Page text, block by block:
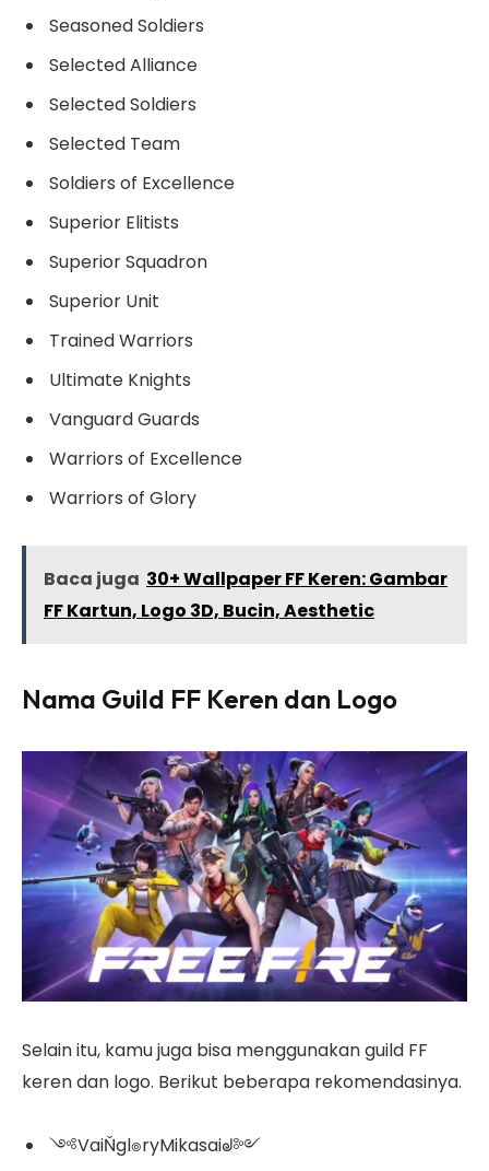
Seasoned Soldiers
Selected Alliance
Selected Soldiers
Selected Team
Soldiers of Excellence
Superior Elitists
Superior Squadron
Superior Unit
Trained Warriors
Ultimate Knights
Vanguard Guards
Warriors of Excellence
Warriors of Glory
Baca juga 30+ Wallpaper FF Keren: Gambar
FF Kartun, Logo 3D, Bucin, Aesthetic
Nama Guild FF Keren dan Logo
Selain itu, kamu juga bisa menggunakan guild FF
keren dan logo. Berikut beberapa rekomendasinya.
༺VaiŇgl๏ryMikasaiᖙ༻